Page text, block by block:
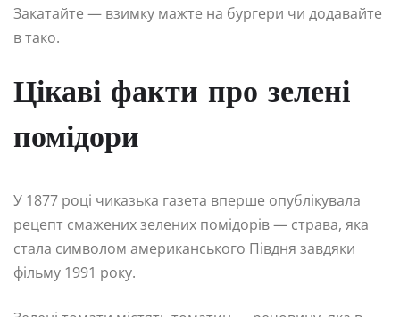
Закатайте — взимку мажте на бургери чи додавайте
в тако.
Цікаві факти про зелені
помідори
У 1877 році чиказька газета вперше опублікувала
рецепт смажених зелених помідорів — страва, яка
стала символом американського Півдня завдяки
фільму 1991 року.